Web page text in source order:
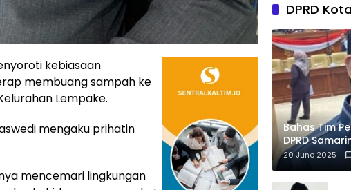
kebiasaan
membuang sampah ke
Lempake.
mengaku prihatin
mencemari lingkungan
DPRD
Bahas Tim
DPRD
Tepian
20 June 2025